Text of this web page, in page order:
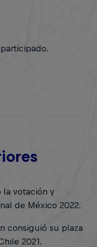
la votación y
de México 2022.
consiguió su plaza
2021.